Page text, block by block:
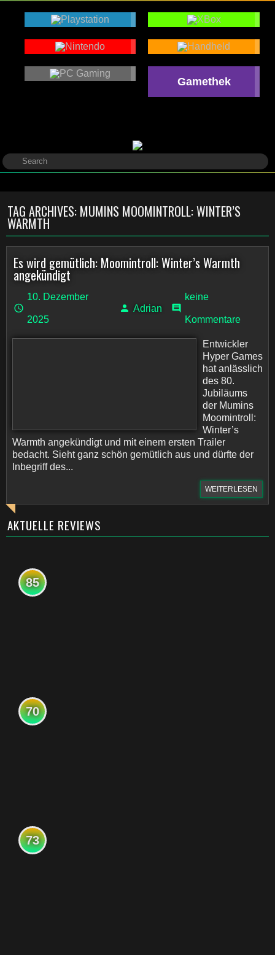
Gamethek
TAG ARCHIVES: MUMINS MOOMINTROLL: WINTER’S
WARMTH
Es wird gemütlich: Moomintroll: Winter’s Warmth
angekündigt
10. Dezember
2025
Adrian
keine
Kommentare
Entwickler
Hyper Games
hat anlässlich
des 80.
Jubiläums
der Mumins
Moomintroll:
Winter’s
Warmth angekündigt und mit einem ersten Trailer
bedacht. Sieht ganz schön gemütlich aus und dürfte der
Inbegriff des...
WEITERLESEN
AKTUELLE REVIEWS
85
70
73